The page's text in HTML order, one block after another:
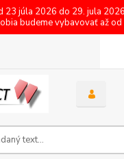
23 júla 2026 do 29. jula
budeme vybavovať až